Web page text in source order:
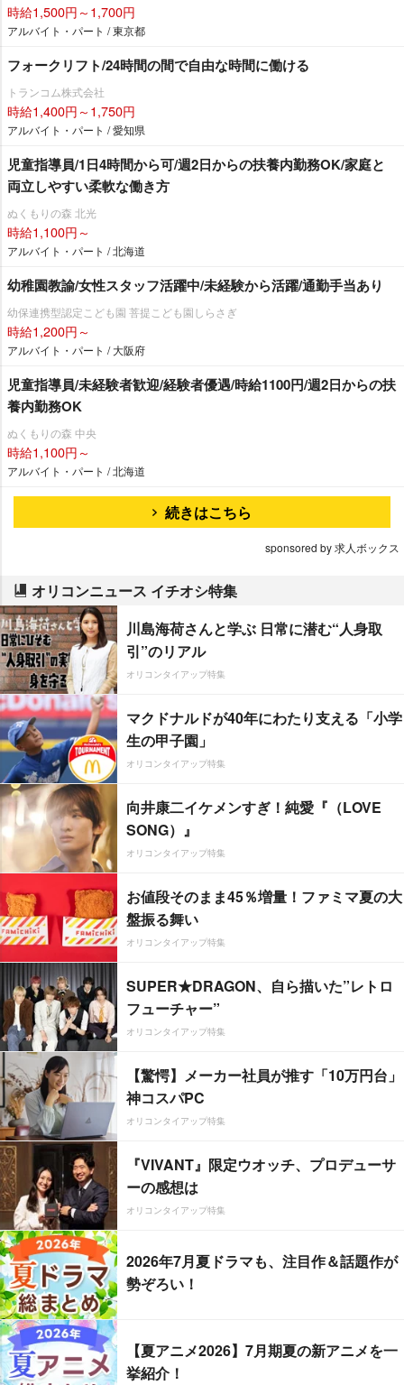
時給1,500円～1,700円
アルバイト・パート / 東京都
フォークリフト/24時間の間で自由な時間に働ける
トランコム株式会社
時給1,400円～1,750円
アルバイト・パート / 愛知県
児童指導員/1日4時間から可/週2日からの扶養内勤務OK/家庭と
両立しやすい柔軟な働き方
ぬくもりの森 北光
時給1,100円～
アルバイト・パート / 北海道
幼稚園教諭/女性スタッフ活躍中/未経験から活躍/通勤手当あり
幼保連携型認定こども園 菩提こども園しらさぎ
時給1,200円～
アルバイト・パート / 大阪府
児童指導員/未経験者歓迎/経験者優遇/時給1100円/週2日からの扶
養内勤務OK
ぬくもりの森 中央
時給1,100円～
アルバイト・パート / 北海道
続きはこちら
sponsored by 求人ボックス
オリコンニュース イチオシ特集
川島海荷さんと学ぶ 日常に潜む“人身取
引”のリアル
オリコンタイアップ特集
マクドナルドが40年にわたり支える「小学
生の甲子園」
オリコンタイアップ特集
向井康二イケメンすぎ！純愛『（LOVE
SONG）』
オリコンタイアップ特集
お値段そのまま45％増量！ファミマ夏の大
盤振る舞い
オリコンタイアップ特集
SUPER★DRAGON、自ら描いた”レトロ
フューチャー”
オリコンタイアップ特集
【驚愕】メーカー社員が推す「10万円台」
神コスパPC
オリコンタイアップ特集
『VIVANT』限定ウオッチ、プロデューサ
ーの感想は
オリコンタイアップ特集
2026年7月夏ドラマも、注目作＆話題作が
勢ぞろい！
【夏アニメ2026】7月期夏の新アニメを一
挙紹介！